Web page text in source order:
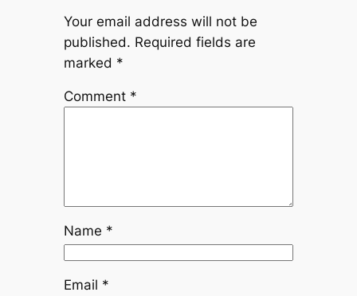
Your email address will not be
published. Required fields are
marked *
Comment *
Name *
Email *